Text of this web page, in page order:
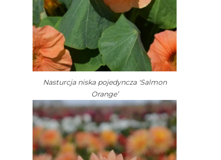
Nasturcja niska pojedyncza 'Salmon
Orange’